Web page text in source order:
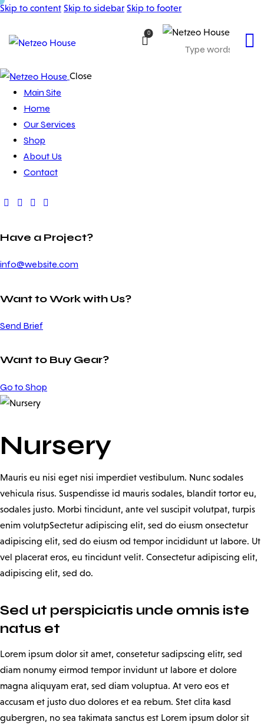
Skip to content Skip to sidebar Skip to footer
0
Close
Main Site
Home
Our Services
Shop
About Us
Contact
Have a Project?
info@website.com
Want to Work with Us?
Send Brief
Want to Buy Gear?
Go to Shop
Nursery
Mauris eu nisi eget nisi imperdiet vestibulum. Nunc sodales
vehicula risus. Suspendisse id mauris sodales, blandit tortor eu,
sodales justo. Morbi tincidunt, ante vel suscipit volutpat, turpis
enim volutpSectetur adipiscing elit, sed do eiusm onsectetur
adipiscing elit, sed do eiusm od tempor incididunt ut labore. Ut
vel placerat eros, eu tincidunt velit. Consectetur adipiscing elit,
adipiscing elit, sed do.
Sed ut perspiciatis unde omnis iste
natus et
Lorem ipsum dolor sit amet, consetetur sadipscing elitr, sed
diam nonumy eirmod tempor invidunt ut labore et dolore
magna aliquyam erat, sed diam voluptua. At vero eos et
accusam et justo duo dolores et ea rebum. Stet clita kasd
gubergren, no sea takimata sanctus est Lorem ipsum dolor sit